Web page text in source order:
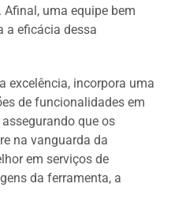
uma equipe bem
a eficácia dessa
excelência, incorpora uma
de funcionalidades em
assegurando que os
na vanguarda da
em serviços de
da ferramenta, a